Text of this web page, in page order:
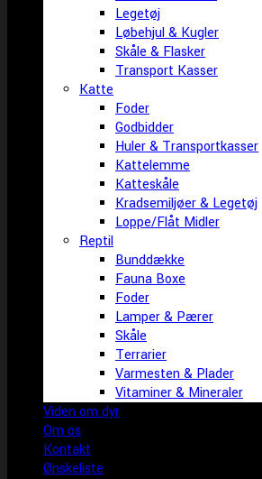
Legetøj
Løbehjul & Kugler
Skåle & Flasker
Transport Kasser
Katte
Foder
Godbidder
Huler & Transportkasser
Kattelemme
Katteskåle
Kradsemiljøer & Legetøj
Loppe/Flåt Midler
Reptil
Bunddække
Fauna Boxe
Foder
Lamper & Pærer
Skåle
Terrarier
Varmesten & Plader
Vitaminer & Mineraler
Viden om dyr
Om os
Kontakt
Ønskeliste